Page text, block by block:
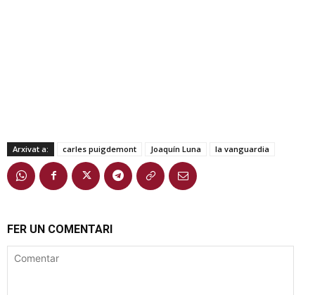
Arxivat a: carles puigdemont Joaquín Luna la vanguardia
FER UN COMENTARI